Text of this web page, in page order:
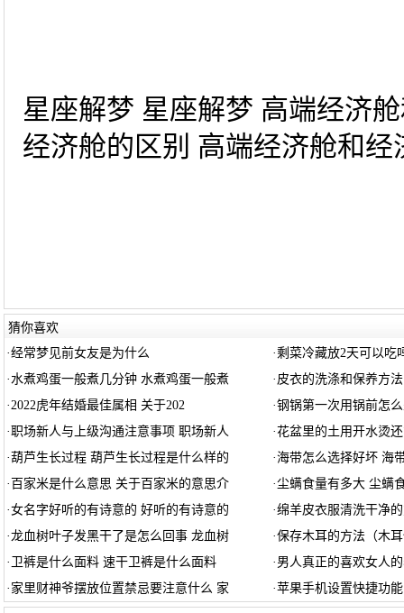
星座解梦 星座解梦 高端经济
经济舱的区别 高端经济舱和经
猜你喜欢
·经常梦见前女友是为什么 ·剩菜冷藏放2天可以吃
·水煮鸡蛋一般煮几分钟 水煮鸡蛋一般煮 · 皮衣的洗涤和保养方
·2022虎年结婚最佳属相 关于202 ·钢锅第一次用锅前怎
·职场新人与上级沟通注意事项 职场新人 ·花盆里的土用开水烫
·葫芦生长过程 葫芦生长过程是什么样的 ·海带怎么选择好坏 海
· 百家米是什么意思 关于百家米的意思介 ·尘螨食量有多大 尘螨
·女名字好听的有诗意的 好听的有诗意的 ·绵羊皮衣服清洗干净
·龙血树叶子发黑干了是怎么回事 龙血树 ·保存木耳的方法（木
· 卫裤是什么面料 速干卫裤是什么面料 · 男人真正的喜欢女人
· 家里财神爷摆放位置禁忌要注意什么 家 ·苹果手机设置快捷功